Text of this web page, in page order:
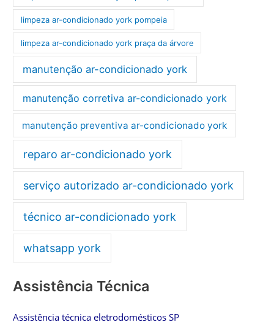
limpeza ar-condicionado york pompeia
limpeza ar-condicionado york praça da árvore
manutenção ar-condicionado york
manutenção corretiva ar-condicionado york
manutenção preventiva ar-condicionado york
reparo ar-condicionado york
serviço autorizado ar-condicionado york
técnico ar-condicionado york
whatsapp york
Assistência Técnica
Assistência técnica eletrodomésticos SP